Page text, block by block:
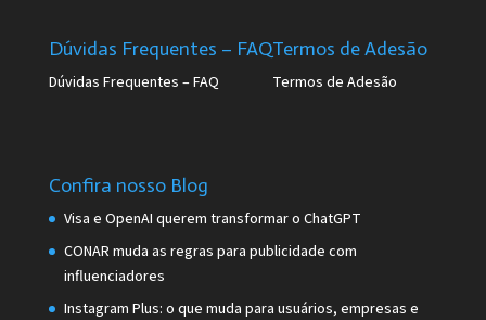
Dúvidas Frequentes – FAQ
Dúvidas Frequentes – FAQ
Termos de Adesão
Termos de Adesão
Confira nosso Blog
Visa e OpenAI querem transformar o ChatGPT
CONAR muda as regras para publicidade com
influenciadores
Instagram Plus: o que muda para usuários, empresas e